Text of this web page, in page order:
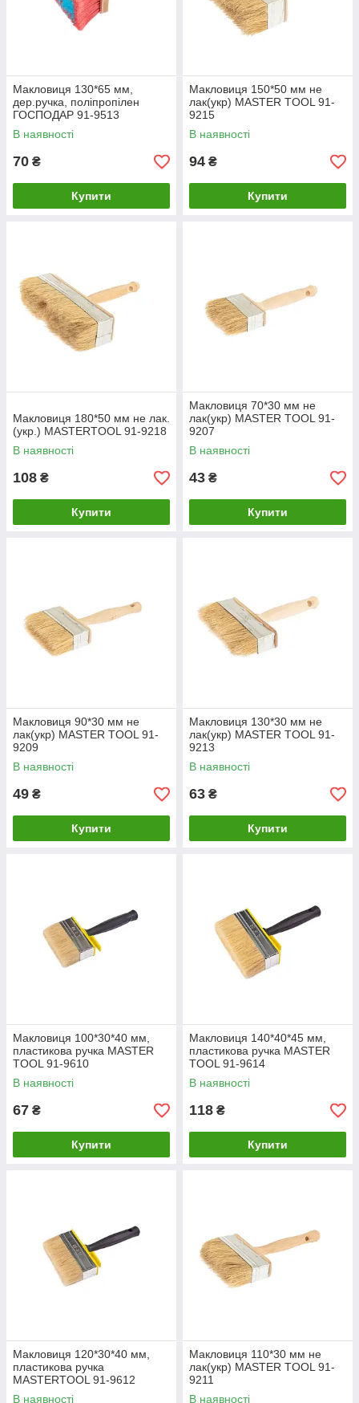
Макловиця 130*65 мм,
дер.ручка, поліпропілен
ГОСПОДАР 91-9513
В наявності
70 ₴
Купити
Макловиця 150*50 мм не
лак(укр) MASTER TOOL 91-
9215
В наявності
94 ₴
Купити
Макловиця 180*50 мм не лак.
(укр.) MASTERTOOL 91-9218
В наявності
108 ₴
Купити
Макловиця 70*30 мм не
лак(укр) MASTER TOOL 91-
9207
В наявності
43 ₴
Купити
Макловиця 90*30 мм не
лак(укр) MASTER TOOL 91-
9209
В наявності
49 ₴
Купити
Макловиця 130*30 мм не
лак(укр) MASTER TOOL 91-
9213
В наявності
63 ₴
Купити
Макловиця 100*30*40 мм,
пластикова ручка MASTER
TOOL 91-9610
В наявності
67 ₴
Купити
Макловиця 140*40*45 мм,
пластикова ручка MASTER
TOOL 91-9614
В наявності
118 ₴
Купити
Макловиця 120*30*40 мм,
пластикова ручка
MASTERTOOL 91-9612
В наявності
Макловиця 110*30 мм не
лак(укр) MASTER TOOL 91-
9211
В наявності